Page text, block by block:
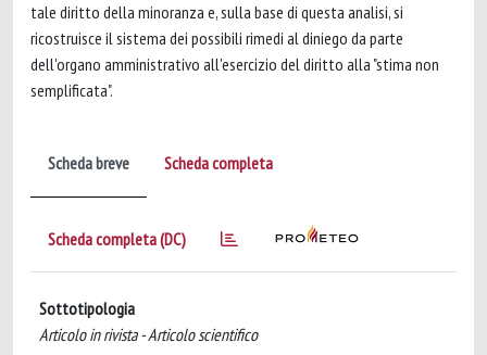
tale diritto della minoranza e, sulla base di questa analisi, si
ricostruisce il sistema dei possibili rimedi al diniego da parte
dell'organo amministrativo all'esercizio del diritto alla "stima non
semplificata".
Scheda breve Scheda completa
Scheda completa (DC)
Sottotipologia
Articolo in rivista - Articolo scientifico